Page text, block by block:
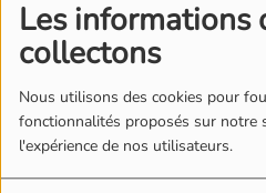
Les informations
collectons
Nous utilisons des cookies pour
fonctionnalités proposés sur notre
l'expérience de nos utilisateurs.